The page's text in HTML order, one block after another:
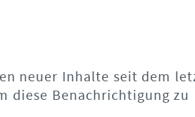
neuer Inhalte seit dem
diese Benachrichtigung zu